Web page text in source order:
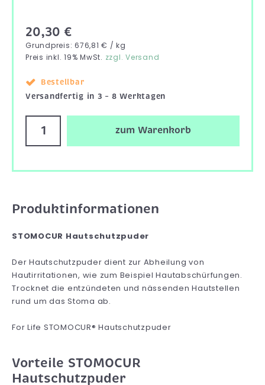
20,30 €
Grundpreis: 676,81 € / kg
Preis inkl. 19% MwSt. zzgl. Versand
Bestellbar
Versandfertig in 3 – 8 Werktagen
zum Warenkorb
Produktinformationen
STOMOCUR Hautschutzpuder
Der Hautschutzpuder dient zur Abheilung von
Hautirritationen, wie zum Beispiel Hautabschürfungen.
Trocknet die entzündeten und nässenden Hautstellen
rund um das Stoma ab.
For Life STOMOCUR® Hautschutzpuder
Vorteile STOMOCUR
Hautschutzpuder